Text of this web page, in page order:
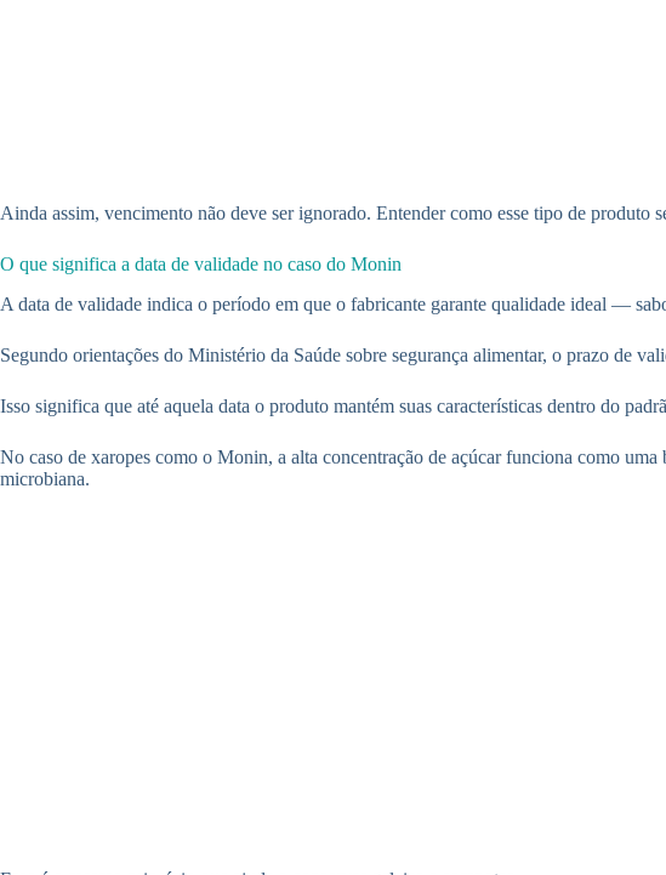
Ainda assim, vencimento não deve ser ignorado. Entender como esse tipo de produto
O que significa a data de validade no caso do Monin
A data de validade indica o período em que o fabricante garante qualidade ideal —
Segundo orientações do Ministério da Saúde sobre segurança alimentar, o prazo de
Isso significa que até aquela data o produto mantém suas características dentro do
No caso de xaropes como o Monin, a alta concentração de açúcar funciona como
microbiana.